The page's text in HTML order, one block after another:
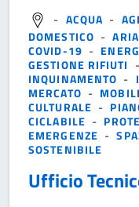
- ACQUA -
DOMESTICO -ARIA
COVID-19 -
GESTIONE RIFIUTI -
INQUINAMENTO -
MERCATO -
CULTURALE -
CICLABILE -
EMERGENZE -
SOSTENIBILE
Ufficio